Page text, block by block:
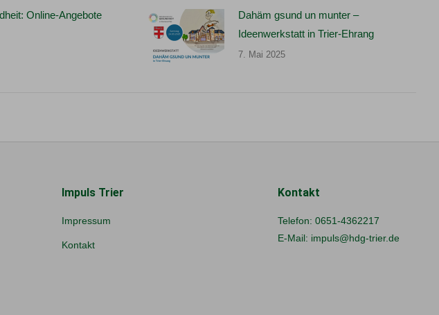
Online-Angebote
Dahäm gsund un munter –
Ideenwerkstatt in Trier-Ehrang
7. Mai 2025
Impuls Trier
Impressum
Kontakt
Kontakt
Telefon: 0651-4362217
E-Mail: impuls@hdg-trier.de